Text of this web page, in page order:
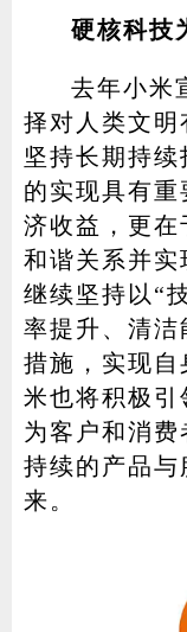
硬核科技
去年小米
择对人类文
坚持长期持续
的实现具有
济收益，更在
和谐关系并
继续坚持以“
率提升、清
措施，实现
米也将积极引
为客户和消
持续的产品与
来。